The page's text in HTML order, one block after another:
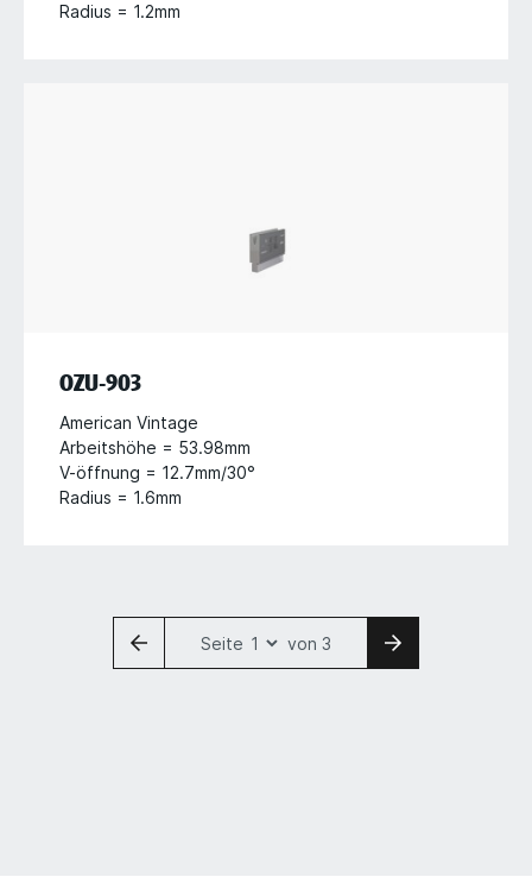
Radius = 1.2mm
OZU-903
American Vintage
Arbeitshöhe = 53.98mm
V-öffnung = 12.7mm/30°
Radius = 1.6mm
Seite von 3